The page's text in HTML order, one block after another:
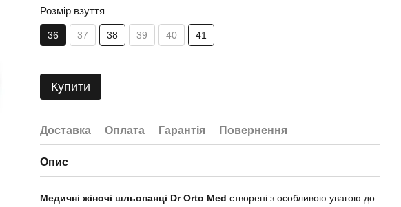
Розмір взуття
36 37 38 39 40 41
Купити
Доставка Оплата Гарантія Повернення
Опис
Медичні жіночі шльопанці Dr Orto Med створені з особливою увагою до